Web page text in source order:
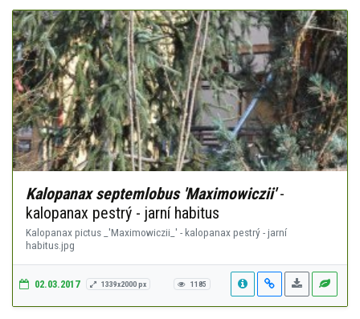
Kalopanax septemlobus 'Maximowiczii'-
kalopanax pestrý - jarní habitus
Kalopanax pictus _'Maximowiczii_' - kalopanax pestrý - jarní
habitus.jpg
02.03.2017 1339x2000 px 1185